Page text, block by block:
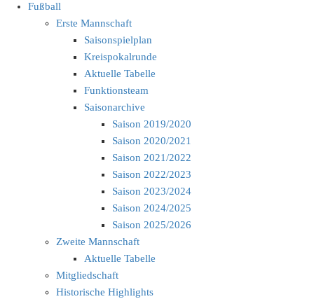
Fußball
Erste Mannschaft
Saisonspielplan
Kreispokalrunde
Aktuelle Tabelle
Funktionsteam
Saisonarchive
Saison 2019/2020
Saison 2020/2021
Saison 2021/2022
Saison 2022/2023
Saison 2023/2024
Saison 2024/2025
Saison 2025/2026
Zweite Mannschaft
Aktuelle Tabelle
Mitgliedschaft
Historische Highlights